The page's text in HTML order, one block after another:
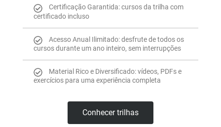
Certificação Garantida: cursos da trilha com
certificado incluso
Acesso Anual Ilimitado: desfrute de todos os
cursos durante um ano inteiro, sem interrupções
Material Rico e Diversificado: vídeos, PDFs e
exercícios para uma experiência completa
Conhecer trilhas